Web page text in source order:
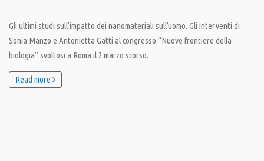
Gli ultimi studi sull’impatto dei nanomateriali sull’uomo. Gli interventi di
Sonia Manzo e Antonietta Gatti al congresso “Nuove frontiere della
biologia” svoltosi a Roma il 2 marzo scorso.
Read more